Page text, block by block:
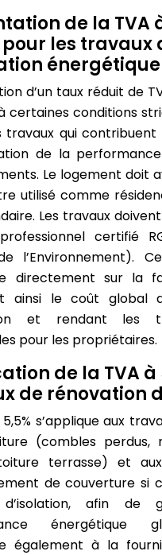
de la TVA
les travaux
énergétique
d’un taux réduit de
certaines conditions
travaux qui
de la
Le logement doit
utilisé comme
Les travaux
certifié
l’Environnement).
directement sur la
ainsi le coût global
et rendant les
pour les propriétaires.
de la TVA à
de rénovation
s’applique aux
(combles perdus,
terrasse) et
de couverture si
d’isolation, afin de
énergétique
également à la